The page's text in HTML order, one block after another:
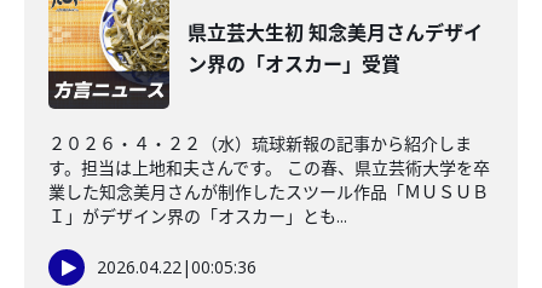
県立芸大生初 知念美月さんデザイ
ン界の「オスカー」受賞
２０２６・４・２２（水）琉球新報の記事から紹介しま
す。担当は上地和夫さんです。 この春、県立芸術大学を卒
業した知念美月さんが制作したスツール作品「ＭＵＳＵＢ
Ｉ」がデザイン界の「オスカー」とも...
2026.04.22|00:05:36